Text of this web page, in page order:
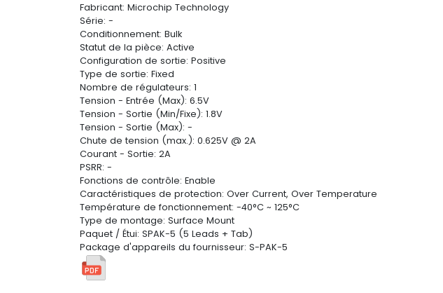
Fabricant: Microchip Technology
Série: -
Conditionnement: Bulk
Statut de la pièce: Active
Configuration de sortie: Positive
Type de sortie: Fixed
Nombre de régulateurs: 1
Tension - Entrée (Max): 6.5V
Tension - Sortie (Min/Fixe): 1.8V
Tension - Sortie (Max): -
Chute de tension (max.): 0.625V @ 2A
Courant - Sortie: 2A
PSRR: -
Fonctions de contrôle: Enable
Caractéristiques de protection: Over Current, Over Temperature
Température de fonctionnement: -40°C ~ 125°C
Type de montage: Surface Mount
Paquet / Étui: SPAK-5 (5 Leads + Tab)
Package d'appareils du fournisseur: S-PAK-5